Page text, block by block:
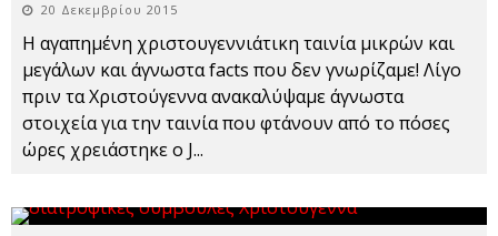
20 Δεκεμβρίου 2015
Η αγαπημένη χριστουγεννιάτικη ταινία μικρών και
μεγάλων και άγνωστα facts που δεν γνωρίζαμε! Λίγο
πριν τα Χριστούγεννα ανακαλύψαμε άγνωστα
στοιχεία για την ταινία που φτάνουν από το πόσες
ώρες χρειάστηκε ο J...